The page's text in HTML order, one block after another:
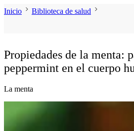
Inicio Biblioteca de salud
Propiedades de la menta:
peppermint en el cuerpo
La menta